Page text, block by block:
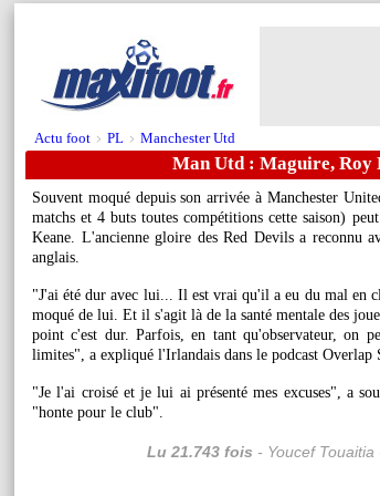
Actu foot > PL > Manchester Utd
Man Utd : Maguire, Roy
Souvent moqué depuis son arrivée à Manchester
matchs et 4 buts toutes compétitions cette saison)
Keane. L'ancienne gloire des Red Devils a reconnu
anglais.
"J'ai été dur avec lui... Il est vrai qu'il a eu du mal en
moqué de lui. Et il s'agit là de la santé mentale des
point c'est dur. Parfois, en tant qu'observateur, on
limites", a expliqué l'Irlandais dans le podcast Overlap
"Je l'ai croisé et je lui ai présenté mes excuses", a
"honte pour le club".
Lu 21.743 fois - Youcef